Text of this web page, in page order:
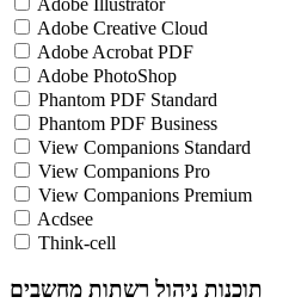
Adobe Illustrator
Adobe Creative Cloud
Adobe Acrobat PDF
Adobe PhotoShop
Phantom PDF Standard
Phantom PDF Business
View Companions Standard
View Companions Pro
View Companions Premium
Acdsee
Think-cell
תוכנות ניהול רשתות מחשבים